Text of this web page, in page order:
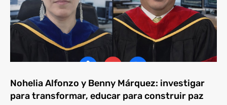
Nohelia Alfonzo y Benny Márquez: investigar
para transformar, educar para construir paz